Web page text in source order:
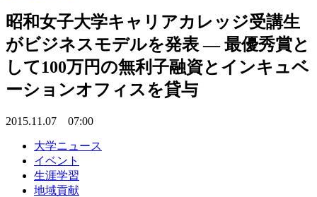
昭和女子大学キャリアカレッジ受講生
がビジネスモデルを発表 — 最優秀賞と
して100万円の無利子融資とインキュベ
ーションオフィスを貸与
2015.11.07 07:00
大学ニュース
イベント
生涯学習
地域貢献